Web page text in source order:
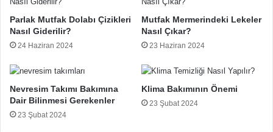
Parlak Mutfak Dolabı Çizikleri
Nasıl Giderilir?
24 Haziran 2024
Mutfak Mermerindeki Lekeler
Nasıl Çıkar?
23 Haziran 2024
Nevresim Takımı Bakımına
Dair Bilinmesi Gerekenler
23 Şubat 2024
Klima Bakımının Önemi
23 Şubat 2024